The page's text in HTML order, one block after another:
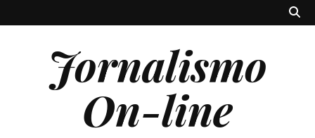
Jornalismo
On-line